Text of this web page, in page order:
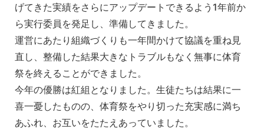
げてきた実績をさらにアップデートできるよう1年前か
ら実行委員を発足し、準備してきました。
運営にあたり組織づくりも一年間かけて協議を重ね見
直し、整備した結果大きなトラブルもなく無事に体育
祭を終えることができました。
今年の優勝は紅組となりました。生徒たちは結果に一
喜一憂したものの、体育祭をやり切った充実感に満ち
あふれ、お互いをたたえあっていました。